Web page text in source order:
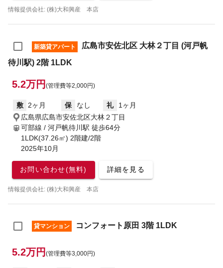
情報提供会社: (株)大和興産 本店
新築貸アパート
広島市安佐北区 大林２丁目 (河戸帆
待川駅) 2階 1LDK
5.2万円 (管理費等2,000円)
敷 2ヶ月 保 なし 礼
1ヶ月
広島県広島市安佐北区大林２丁目
可部線 / 河戸帆待川駅 徒歩64分
1LDK(37.26㎡) 2階建/2階
2025年10月
お問い合わせ(無料) 詳細を見る
情報提供会社: (株)大和興産 本店
貸マンション コンフォート原田 3階 1LDK
5.2万円 (管理費等3,000円)